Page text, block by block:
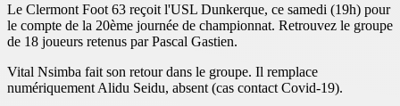
Le Clermont Foot 63 reçoit l'USL Dunkerque, ce samedi (19h) pour
le compte de la 20ème journée de championnat. Retrouvez le groupe
de 18 joueurs retenus par Pascal Gastien.
Vital Nsimba fait son retour dans le groupe. Il remplace
numériquement Alidu Seidu, absent (cas contact Covid-19).